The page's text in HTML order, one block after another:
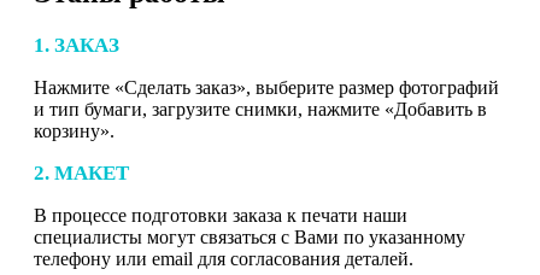
1. ЗАКАЗ
Нажмите «Сделать заказ», выберите размер фотографий
и тип бумаги, загрузите снимки, нажмите «Добавить в
корзину».
2. МАКЕТ
В процессе подготовки заказа к печати наши
специалисты могут связаться с Вами по указанному
телефону или email для согласования деталей.